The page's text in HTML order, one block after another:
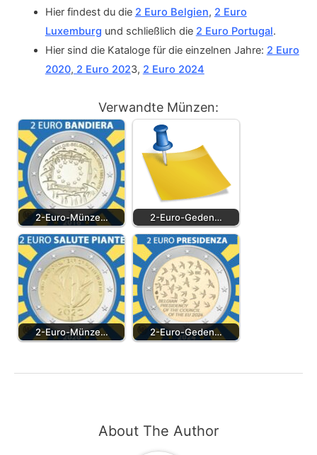
Hier findest du die 2 Euro Belgien, 2 Euro
Luxemburg und schließlich die 2 Euro Portugal.
Hier sind die Kataloge für die einzelnen Jahre: 2 Euro
2020, 2 Euro 2023, 2 Euro 2024
Verwandte Münzen:
2-Euro-Münze… 2-Euro-Geden…
2-Euro-Münze… 2-Euro-Geden…
About The Author